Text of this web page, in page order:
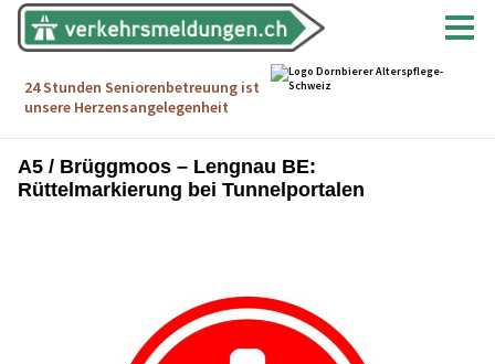
A5 / Brüggmoos – Lengnau BE:
Rüttelmarkierung bei Tunnelportalen